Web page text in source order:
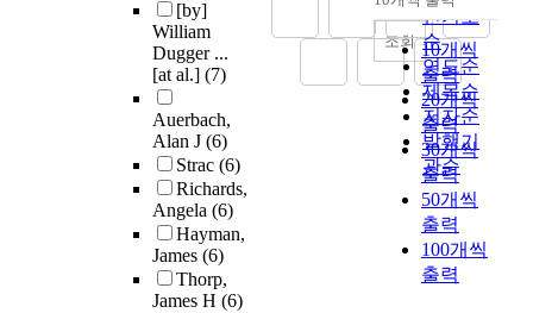
[by]
William
Dugger ...
[at al.] (7)
Auerbach,
Alan J (6)
Strac (6)
Richards,
Angela (6)
Hayman,
James (6)
Thorp,
James H (6)
인기도
순
연도순
제목순
저자순
발행기
관순
내림차순
10개씩
출력
20개씩
출력
30개씩
출력
50개씩
출력
100개씩
출력
조회